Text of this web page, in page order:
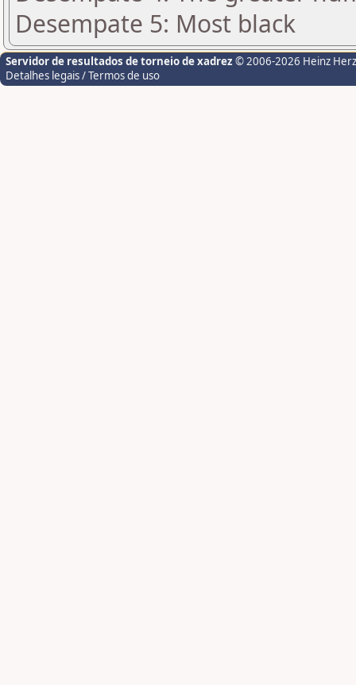
Desempate 5: Most black
Servidor de resultados de torneio de xadrez © 2006-2026 Heinz
Detalhes legais / Termos de uso